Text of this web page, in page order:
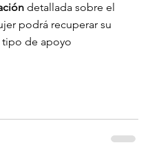
detallada sobre el
podrá recuperar su
tipo de apoyo